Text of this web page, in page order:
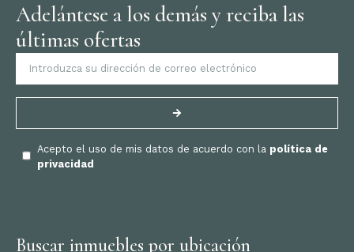
Adelántese a los demás y reciba las
últimas ofertas
Acepto el uso de mis datos de acuerdo con la política de
privacidad
Buscar inmuebles por ubicación